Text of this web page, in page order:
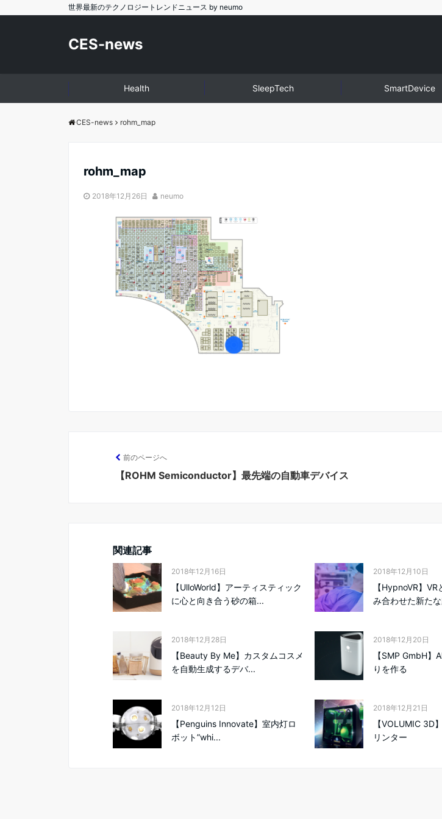
世界最新のテクノロジートレンドニュース by neumo
CES-news
Health SleepTech SmartDevice
CES-news rohm_map
rohm_map
2018年12月26日 neumo
前のページへ
【ROHM Semiconductor】最先端の自動車デバイス
関連記事
2018年12月16日
【UlloWorld】アーティスティック
に心と向き合う砂の箱...
2018年12月10日
【HypnoVR】
み合わせた新た
2018年12月28日
【Beauty By Me】カスタムコスメ
を自動生成するデバ...
2018年12月20日
【SMP GmbH】
りを作る
2018年12月12日
【Penguins Innovate】室内灯ロ
ボット”whi...
2018年12月21日
【VOLUMIC 3D
リンター